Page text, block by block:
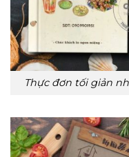
Thực đơn tối giản